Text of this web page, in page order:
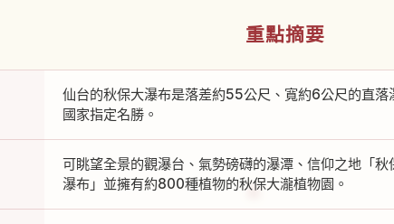
重點摘要
仙台的秋保大瀑布是落差約55公尺、寬約6公尺的直
國家指定名勝。
可眺望全景的觀瀑台、氣勢磅礴的瀑潭、信仰之地「
瀑布」並擁有約800種植物的秋保大瀧植物園。